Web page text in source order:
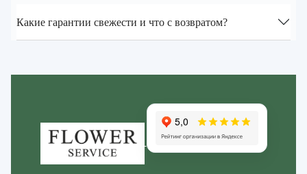
Какие гарантии свежести и что с возвратом?